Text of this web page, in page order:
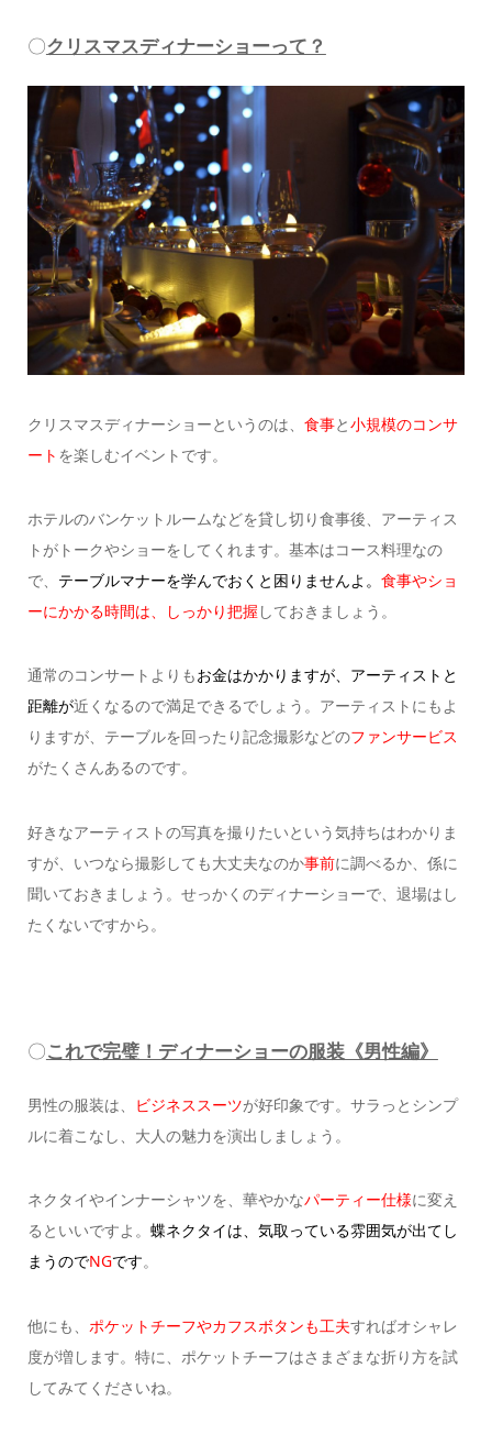
〇クリスマスディナーショーって？
クリスマスディナーショーというのは、 食事と小規模のコンサ
ート を楽しむイベントです。
ホテルのバンケットルームなどを貸し切り食事後、アーティス
トがトークやショーをしてくれます。 基本はコース料理なの
で、 テーブルマナーを学んでおくと困りませんよ。 食事やショ
ーにかかる時間は、しっかり把握 しておきましょう。
通常のコンサートよりもお金はかかりますが、アーティストと
距離が近くなるので満足できるでしょう。 アーティストにもよ
りますが、テーブルを回ったり記念撮影などのファンサービス
がたくさんあるのです。
好きなアーティストの写真を撮りたいという気持ちはわかりま
すが、いつなら撮影しても大丈夫なのか事前に調べるか、係に
聞いておきましょう。 せっかくのディナーショーで、退場はし
たくないですから。
〇これで完璧！ディナーショーの服装《男性編》
男性の服装は、 ビジネススーツが好印象です。 サラっとシンプ
ルに着こなし、大人の魅力を演出しましょう。
ネクタイやインナーシャツを、華やかなパーティー仕様に変え
るといいですよ。 蝶ネクタイは、気取っている雰囲気が出てし
まうのでNGです。
他にも、 ポケットチーフやカフスボタンも工夫すればオシャレ
度が増します。 特に、ポケットチーフはさまざまな折り方を試
してみてくださいね。